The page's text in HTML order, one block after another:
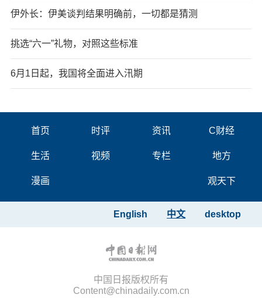
伊外长：伊美谈判结果明确前，一切都是猜测
挑选“六一”礼物，对照这些标准
6月1日起，我国将全面进入汛期
首页 时评 资讯 C财经
生活 视频 专栏 地方
漫画 观天下
desktop
中文
English
中国日报版权所有
Content@chinadaily.com.cn